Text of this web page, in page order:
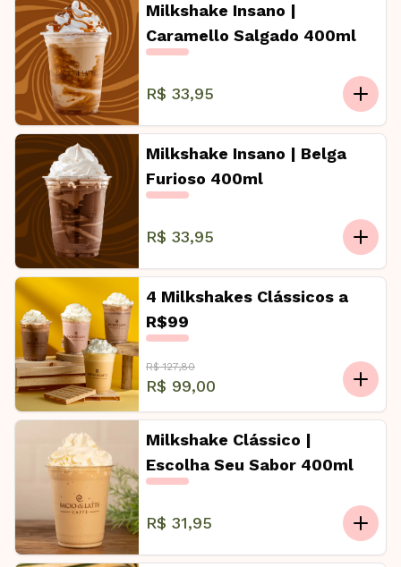
Milkshake Insano |
Caramello Salgado 400ml
R$ 33,95
Milkshake Insano | Belga
Furioso 400ml
R$ 33,95
4 Milkshakes Clássicos a
R$99
R$ 127,80
R$ 99,00
Milkshake Clássico |
Escolha Seu Sabor 400ml
R$ 31,95